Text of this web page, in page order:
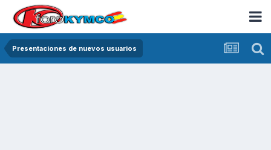
Presentaciones de nuevos usuarios